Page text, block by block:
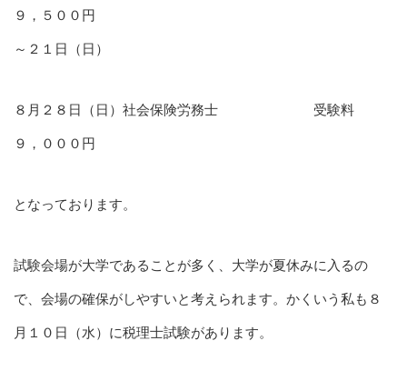
９，５００円
～２１日（日）
８月２８日（日）社会保険労務士 受験料
９，０００円
となっております。
試験会場が大学であることが多く、大学が夏休みに入るの
で、会場の確保がしやすいと考えられます。かくいう私も８
月１０日（水）に税理士試験があります。